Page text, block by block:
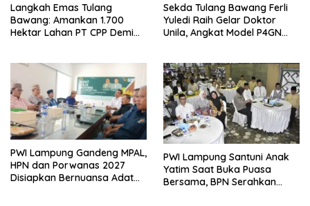
Langkah Emas Tulang
Bawang: Amankan 1.700
Hektar Lahan PT CPP Demi
Sekda Tulang Bawang Ferli
Yuledi Raih Gelar Doktor
Unila, Angkat Model P4GN
PWI Lampung Gandeng MPAL,
HPN dan Porwanas 2027
Disiapkan Bernuansa Adat
PWI Lampung Santuni Anak
Yatim Saat Buka Puasa
Bersama, BPN Serahkan